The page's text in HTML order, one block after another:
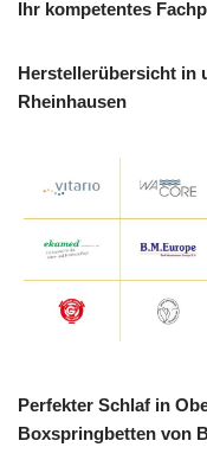
Ihr kompetentes
Herstellerübersicht in
Rheinhausen
Perfekter Schlaf in
Boxspringbetten von